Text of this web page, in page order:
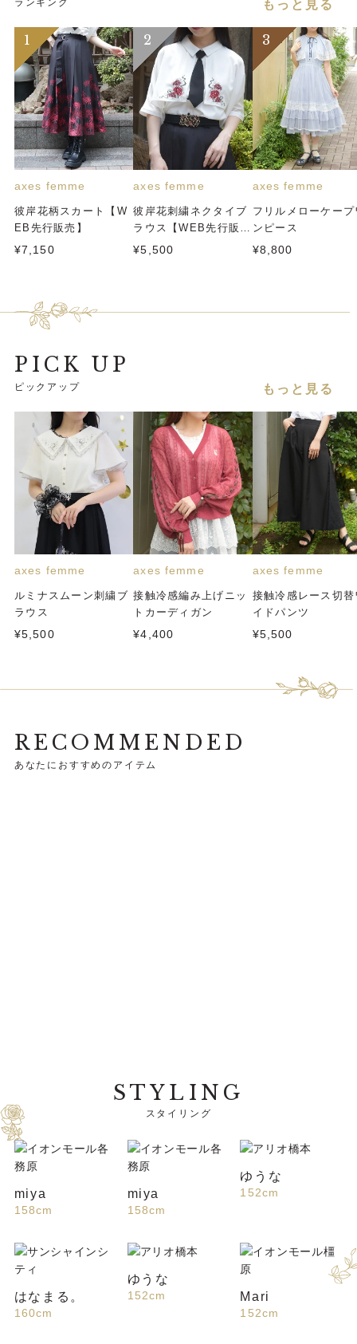
もっと見る
axes femme
彼岸花柄スカート【W
EB先行販売】
¥7,150
axes femme
彼岸花刺繍ネクタイブ
ラウス【WEB先行販
売】
¥5,500
axes femme
フリルメローケープ
ンピース
¥8,800
PICK UP
ピックアップ もっと見る
axes femme
ルミナスムーン刺繍ブ
ラウス
¥5,500
axes femme
接触冷感編み上げニッ
トカーディガン
¥4,400
axes femme
接触冷感レース切替
イドパンツ
¥5,500
RECOMMENDED
あなたにおすすめのアイテム
STYLING
miya
158cm
miya
158cm
ゆうな
152cm
はなまる。
160cm
ゆうな
152cm Mari
152cm